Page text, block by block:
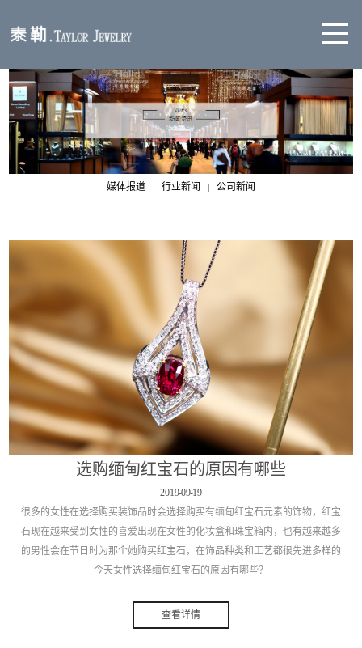
媒体报道 行业新闻 公司新闻
选购缅甸红宝石的原因有哪些
2019-09-19
很多的女性在选择购买装饰品时会选择购买有缅甸红宝石元素的饰物，红宝
石现在越来受到女性的喜爱出现在女性的化妆盒和珠宝箱内，也有越来越多
的男性会在节日时为那个她购买红宝石，在饰品种类和工艺都很先进多样的
今天女性选择缅甸红宝石的原因有哪些？
查看详情